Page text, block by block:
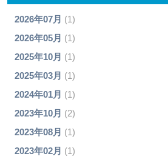
2026年07月 (1)
2026年05月 (1)
2025年10月 (1)
2025年03月 (1)
2024年01月 (1)
2023年10月 (2)
2023年08月 (1)
2023年02月 (1)